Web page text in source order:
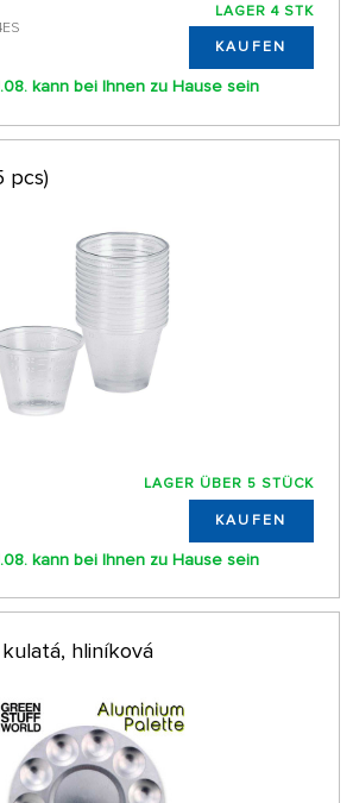
LAGER 4 STK
KAUFEN
kann bei Ihnen zu Hause sein
pcs)
LAGER ÜBER 5 STÜCK
KAUFEN
kann bei Ihnen zu Hause sein
hliníková